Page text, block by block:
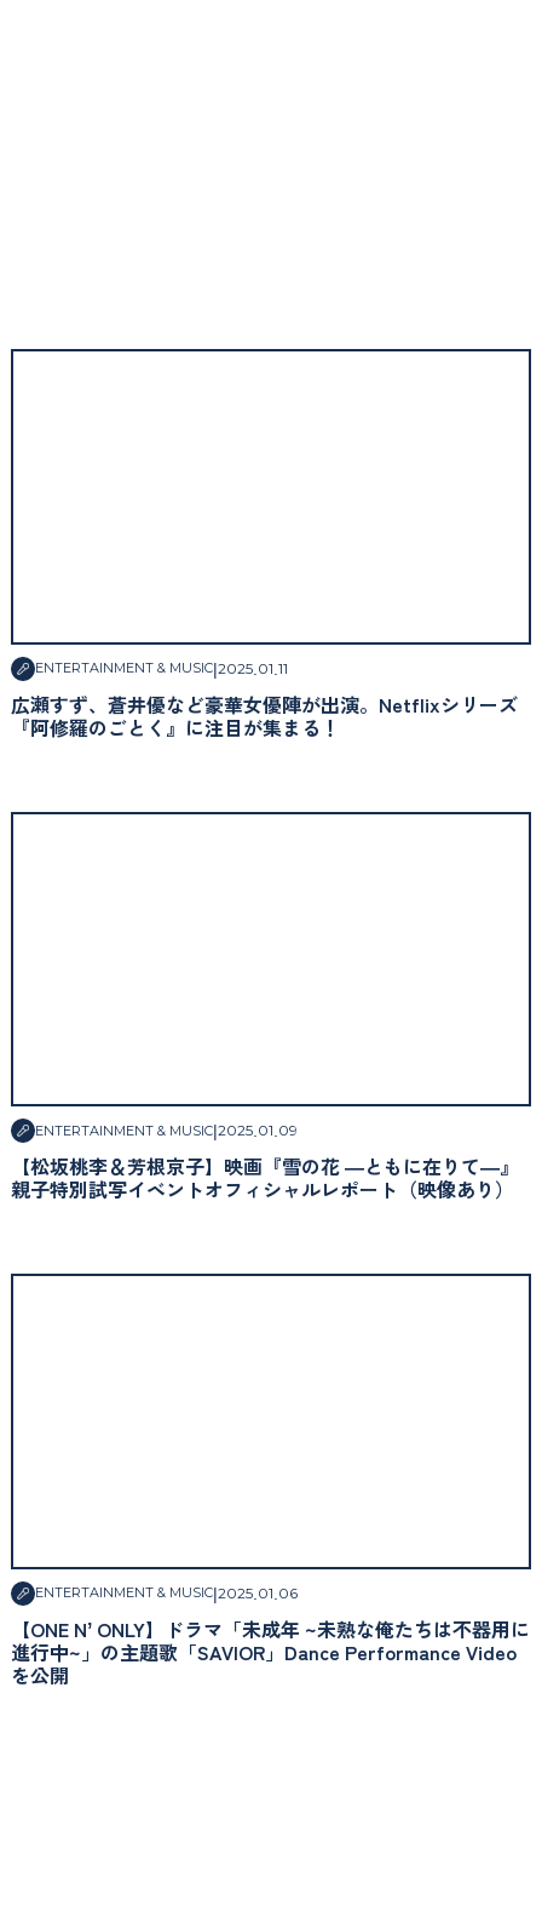
ENTERTAINMENT & MUSIC|2025. 01 11
広瀬すず、蒼井優など豪華女優陣が出演。Netflixシリーズ
『阿修羅のごとく』に注目が集まる！
ENTERTAINMENT & MUSIC|2025.01.09
【松坂桃李＆芳根京子】映画『雪の花 ―ともに在りて―』
親子特別試写イベントオフィシャルレポート（映像あり）
ENTERTAINMENT & MUSIC|2025. 01 06
【ONE Nʼ ONLY】ドラマ「未成年 ~未熟な俺たちは不器用に
進行中~」の主題歌「SAVIOR」Dance Performance Video
を公開